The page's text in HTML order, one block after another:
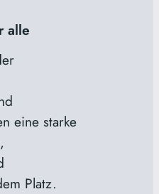
alle
eine starke
Platz.